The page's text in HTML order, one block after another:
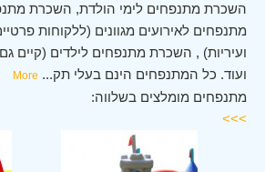
השכרת מתנפחים לימי הולדת, השכרת
מתנפחים לאירועים מגוונים (ללקוחות
ועיריות) , השכרת מתנפחים לילדים (קיים
ועוד. כל המתנפחים הינם בעלי תק...
More
מתנפחים מומלצים בשלווה:
>>>